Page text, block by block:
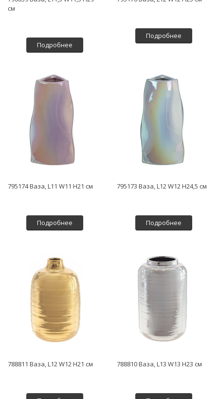
см
Подробнее
Подробнее
795174 Ваза, L11 W11 H21 см
Подробнее
795173 Ваза, L12 W12 H24,5 см
Подробнее
788811 Ваза, L12 W12 H21 см 788810 Ваза, L13 W13 H23 см